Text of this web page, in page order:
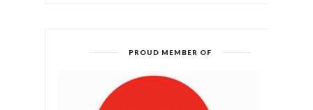
PROUD MEMBER OF